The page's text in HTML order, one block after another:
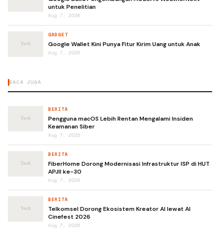
untuk Penelitian
Aug 7, 2026
GADGET
Google Wallet Kini Punya Fitur Kirim Uang untuk Anak
Aug 7, 2026
BACA JUGA
BERITA
Pengguna macOS Lebih Rentan Mengalami Insiden
Keamanan Siber
Aug 7, 2026
BERITA
FiberHome Dorong Modernisasi Infrastruktur ISP di HUT
APJII ke-30
Aug 7, 2026
BERITA
Telkomsel Dorong Ekosistem Kreator AI lewat AI
Cinefest 2026
Aug 7, 2026